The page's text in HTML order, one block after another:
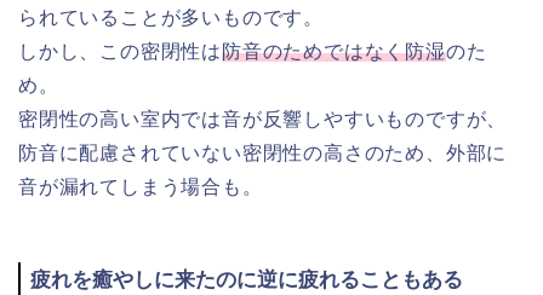
られていることが多いものです。
しかし、この密閉性は防音のためではなく防湿のた
め。
密閉性の高い室内では音が反響しやすいものですが、
防音に配慮されていない密閉性の高さのため、外部に
音が漏れてしまう場合も。
疲れを癒やしに来たのに逆に疲れることもある